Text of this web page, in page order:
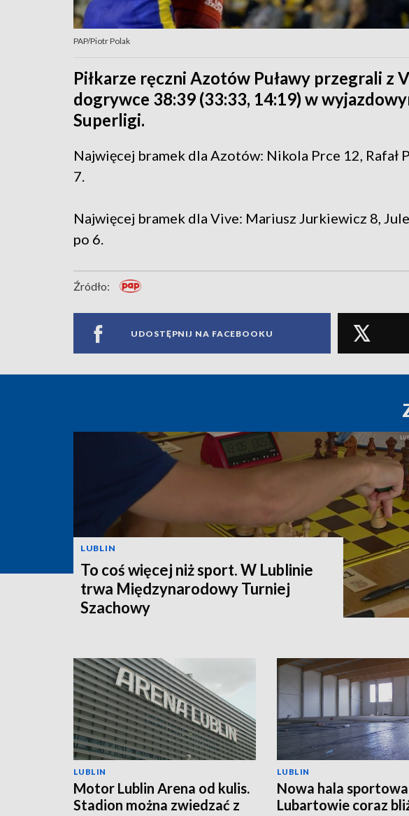
PAP/Piotr Polak
Piłkarze ręczni Azotów Puławy przegrali z
dogrywce 38:39 (33:33, 14:19) w
Superligi.
Najwięcej bramek dla Azotów: Nikola Prce 12, Rafał
7.
Najwięcej bramek dla Vive: Mariusz Jurkiewicz 8,
po 6.
Źródło:
UDOSTĘPNIJ NA FACEBOOKU
LUBLIN
To coś więcej niż sport. W Lublinie
trwa Międzynarodowy Turniej
Szachowy
LUBLIN
Motor Lublin Arena od kulis.
Stadion można zwiedzać z
LUBLIN
Nowa hala
Lubartowie coraz